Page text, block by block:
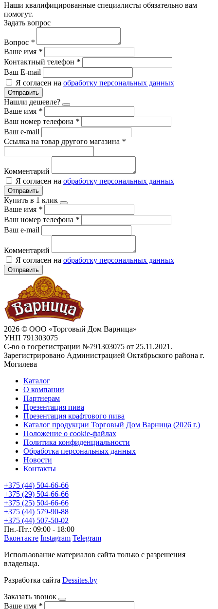
Наши квалифицированные специалисты обязательно вам
помогут.
Задать вопрос
Вопрос *
Ваше имя *
Контактный телефон *
Ваш E-mail
Я согласен на обработку персональных данных
Отправить
Нашли дешевле?
Ваше имя *
Ваш номер телефона *
Ваш e-mail
Ссылка на товар другого магазина *
Комментарий
Я согласен на обработку персональных данных
Отправить
Купить в 1 клик
Ваше имя *
Ваш номер телефона *
Ваш e-mail
Комментарий
Я согласен на обработку персональных данных
Отправить
2026 © ООО «Торговый Дом Варница»
УНП 791303075
С-во о госрегистрации №791303075 от 25.11.2021.
Зарегистрировано Администрацией Октябрьского района г.
Могилева
Каталог
О компании
Партнерам
Презентация пива
Презентация крафтового пива
Каталог продукции Торговый Дом Варница (2026 г.)
Положение о cookie-файлах
Политика конфиденциальности
Обработка персональных данных
Новости
Контакты
+375 (44) 504-66-66
+375 (29) 504-66-66
+375 (25) 504-66-66
+375 (44) 579-90-88
+375 (44) 507-50-02
Пн.-Пт.: 09:00 - 18:00
Вконтакте Instagram Telegram
Использование материалов сайта только с разрешения
владельца.
Разработка сайта Dessites.by
Заказать звонок
Ваше имя *